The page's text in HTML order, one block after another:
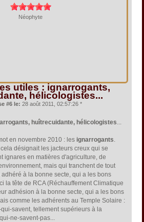
Néophyte
utiles : ignarrogants,
hélicologistes...
#6 le: 28 août 2011, 02:57:26 *
huîtrecuidante, hélicologistes...
en novembre 2010 : les ignarrogants.
désignait les jacteurs creux qui se
ignares en matières d'agriculture, de
mais qui tranchent de tout
à la bonne secte, qui a les bons
la tête de RCA (Réchauffement Climatique
adhésion à la bonne secte, qui a les bons
comme les adhérents au Temple Solaire :
savent, tellement supérieurs à la
ne-savent-pas...